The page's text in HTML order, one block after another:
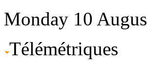
Monday 10
Télémétriques